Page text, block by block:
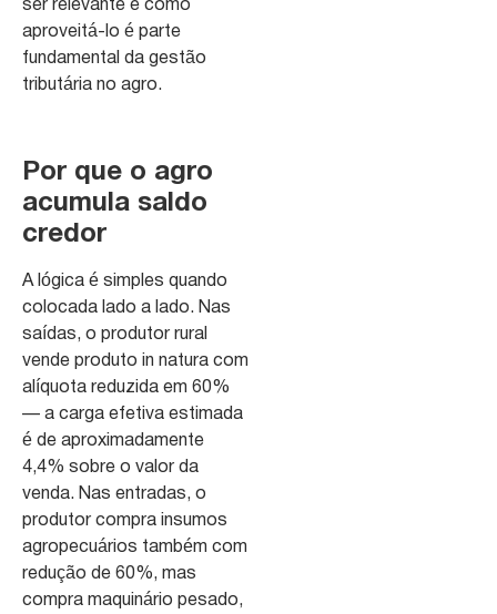
ser relevante e como
aproveitá-lo é parte
fundamental da gestão
tributária no agro.
Por que o agro
acumula saldo
credor
A lógica é simples quando
colocada lado a lado. Nas
saídas, o produtor rural
vende produto in natura com
alíquota reduzida em 60%
— a carga efetiva estimada
é de aproximadamente
4,4% sobre o valor da
venda. Nas entradas, o
produtor compra insumos
agropecuários também com
redução de 60%, mas
compra maquinário pesado,